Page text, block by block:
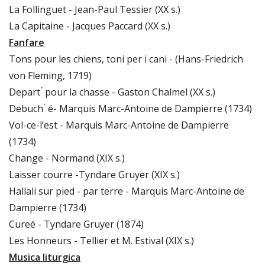
La Follinguet - Jean-Paul Tessier (XX s.)
La Capitaine - Jacques Paccard (XX s.)
Fanfare
Tons pour les chiens, toni per i cani - (Hans-Friedrich
von Fleming, 1719)
Depart ́ pour la chasse - Gaston Chalmel (XX s.)
Debuch ́ é- Marquis Marc-Antoine de Dampierre (1734)
Vol-ce-l’est - Marquis Marc-Antoine de Dampierre
(1734)
Change - Normand (XIX s.)
Laisser courre -Tyndare Gruyer (XIX s.)
Hallali sur pied - par terre - Marquis Marc-Antoine de
Dampierre (1734)
Cureé - Tyndare Gruyer (1874)
Les Honneurs - Tellier et M. Estival (XIX s.)
Musica liturgica